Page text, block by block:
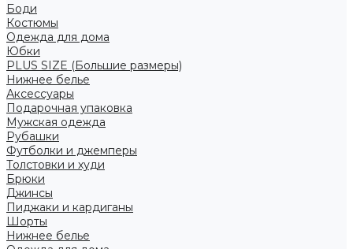
Боди
Костюмы
Одежда для дома
Юбки
PLUS SIZE (Большие размеры)
Нижнее белье
Аксессуары
Подарочная упаковка
Мужская одежда
Рубашки
Футболки и джемперы
Толстовки и худи
Брюки
Джинсы
Пиджаки и кардиганы
Шорты
Нижнее белье